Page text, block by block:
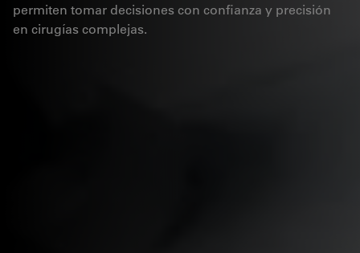
permiten tomar decisiones con confianza y precisión
en cirugías complejas.